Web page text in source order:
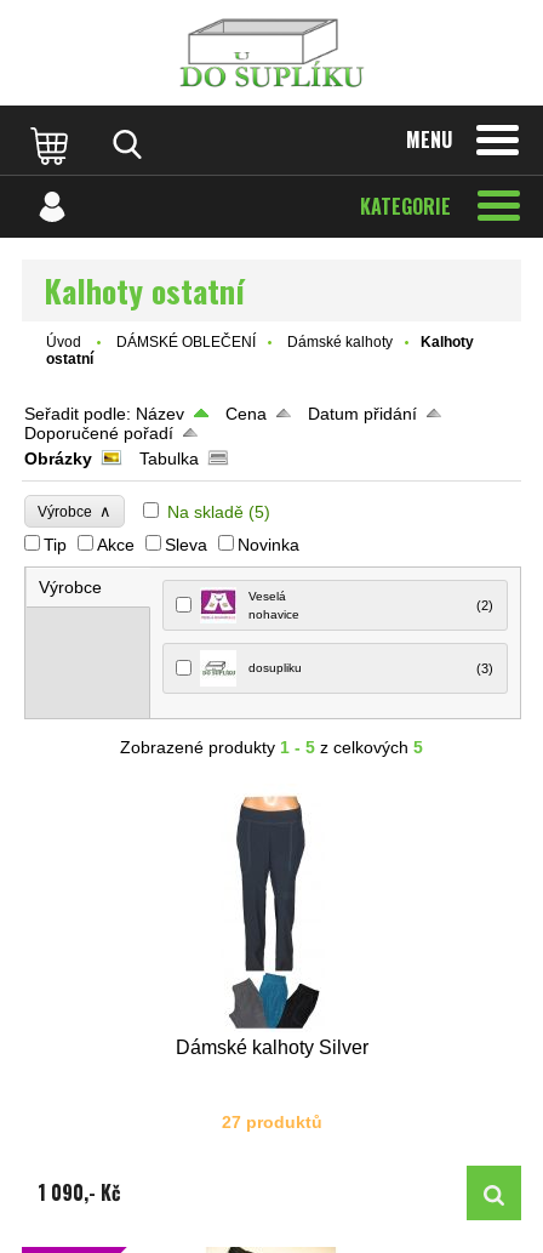
MENU
KATEGORIE
Kalhoty ostatní
Úvod DÁMSKÉ OBLEČENÍ Dámské kalhoty
Kalhoty
ostatní
Seřadit podle: Název Cena
Datum přidání
Doporučené pořadí
Obrázky
Tabulka
Výrobce ∧ Na skladě (5)
Tip
Akce Sleva Novinka
Výrobce
Veselá
nohavice
(2)
dosupliku (3)
Zobrazené produkty 1 - 5 z celkových 5
Dámské kalhoty Silver
27 produktů
1 090,- Kč